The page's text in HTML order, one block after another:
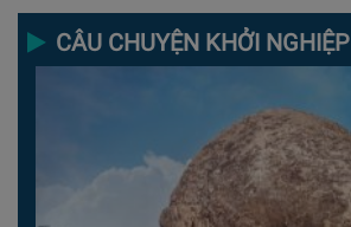
CÂU CHUYỆN KHỞI NGHIỆP